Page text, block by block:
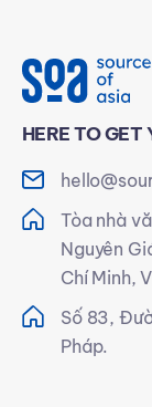
HERE TO GET
Tòa nhà
Nguyên
Chí Minh,
Số 83,
Pháp.